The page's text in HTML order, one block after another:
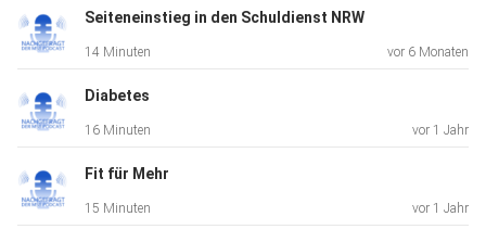
einem
Ausbildungsplatz und unterstützen sie auch beim
Bewerbungsprozess. Wie sich das gestaltet und organisiert
wird,
Ministerium für
Schule und Bildung des Landes Nordrhein-Westfalen.
Seiteneinstieg in den Schuldienst NRW
14 Minuten vor 6 Monaten
Diabetes
16 Minuten vor 1 Jahr
Fit für Mehr
15 Minuten vor 1 Jahr